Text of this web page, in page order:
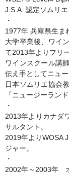
J.S.A. 認定ソムリ
・
1977年 兵庫県生ま
大学卒業後、ワイ
て2013年よりフリ
ワインスクール講
伝え手としてニュ
日本ソムリエ協会
「ニュージーラン
・
2013年よりカナダ
サルタント。
2019年よりWOSA
ジャー。
・
2002年～2003年